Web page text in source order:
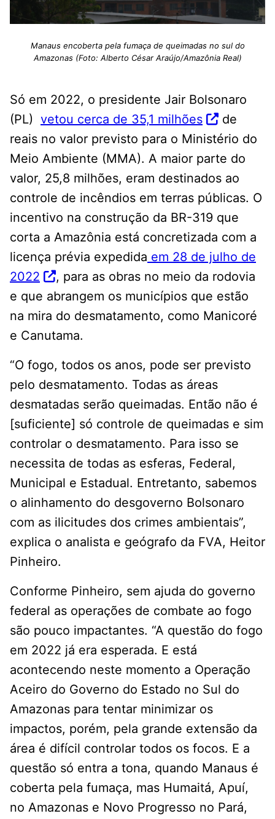
Manaus encoberta pela fumaça de queimadas no sul do
Amazonas (Foto: Alberto César Araújo/Amazônia Real)
Só em 2022, o presidente Jair Bolsonaro
(PL) vetou cerca de 35,1 milhões
de
reais no valor previsto para o Ministério do
Meio Ambiente (MMA). A maior parte do
valor, 25,8 milhões, eram destinados ao
controle de incêndios em terras públicas. O
incentivo na construção da BR-319 que
corta a Amazônia está concretizada com a
licença prévia expedida em 28 de julho de
2022
, para as obras no meio da rodovia
e que abrangem os municípios que estão
na mira do desmatamento, como Manicoré
e Canutama.
“O fogo, todos os anos, pode ser previsto
pelo desmatamento. Todas as áreas
desmatadas serão queimadas. Então não é
[suficiente] só controle de queimadas e sim
controlar o desmatamento. Para isso se
necessita de todas as esferas, Federal,
Municipal e Estadual. Entretanto, sabemos
o alinhamento do desgoverno Bolsonaro
com as ilicitudes dos crimes ambientais”,
explica o analista e geógrafo da FVA, Heitor
Pinheiro.
Conforme Pinheiro, sem ajuda do governo
federal as operações de combate ao fogo
são pouco impactantes. “A questão do fogo
em 2022 já era esperada. E está
acontecendo neste momento a Operação
Aceiro do Governo do Estado no Sul do
Amazonas para tentar minimizar os
impactos, porém, pela grande extensão da
área é difícil controlar todos os focos. E a
questão só entra a tona, quando Manaus é
coberta pela fumaça, mas Humaitá, Apuí,
no Amazonas e Novo Progresso no Pará,